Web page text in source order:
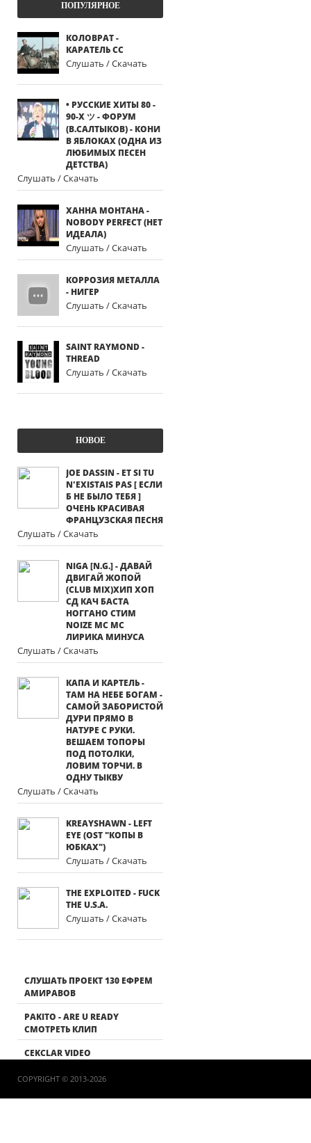
ПОПУЛЯРНОЕ
КОЛОВРАТ -
КАРАТЕЛЬ СС
Слушать / Скачать
• РУССКИЕ ХИТЫ 80 -
90-Х ツ - ФОРУМ
(В.САЛТЫКОВ) - КОНИ
В ЯБЛОКАХ (ОДНА ИЗ
ЛЮБИМЫХ ПЕСЕН
ДЕТСТВА)
Слушать / Скачать
ХАННА МОНТАНА -
NOBODY PERFECT (НЕТ
ИДЕАЛА)
Слушать / Скачать
КОРРОЗИЯ МЕТАЛЛА
- НИГЕР
Слушать / Скачать
SAINT RAYMOND -
THREAD
Слушать / Скачать
НОВОЕ
JOE DASSIN - ET SI TU
N'EXISTAIS PAS [ ЕСЛИ
Б НЕ БЫЛО ТЕБЯ ]
ОЧЕНЬ КРАСИВАЯ
ФРАНЦУЗСКАЯ ПЕСНЯ
Слушать / Скачать
NIGA [N.G.] - ДАВАЙ
ДВИГАЙ ЖОПОЙ
(CLUB MIX)ХИП ХОП
СД КАЧ БАСТА
НОГГАНО СТИМ
NOIZE MC МС
ЛИРИКА МИНУСА
Слушать / Скачать
КАПА И КАРТЕЛЬ -
ТАМ НА НЕБЕ БОГАМ -
САМОЙ ЗАБОРИСТОЙ
ДУРИ ПРЯМО В
НАТУРЕ С РУКИ.
ВЕШАЕМ ТОПОРЫ
ПОД ПОТОЛКИ,
ЛОВИМ ТОРЧИ. В
ОДНУ ТЫКВУ
Слушать / Скачать
KREAYSHAWN - LEFT
EYE (OST "КОПЫ В
ЮБКАХ")
Слушать / Скачать
THE EXPLOITED - FUCK
THE U.S.A.
Слушать / Скачать
СЛУШАТЬ ПРОЕКТ 130 ЕФРЕМ
АМИРАВОВ
PAKITO - ARE U READY
СМОТРЕТЬ КЛИП
CEKCLAR VIDEO
COPYRIGHT © 2013-2026